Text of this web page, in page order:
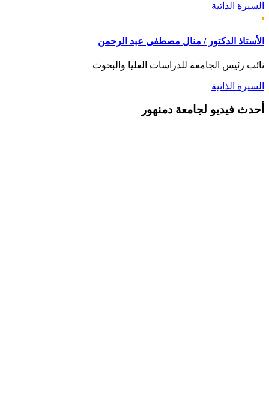
السيرة الذاتية
الأستاذ الدكتور / منال مصطفى عبد الرحمن
نائب رئيس الجامعة للدراسات العليا والبحوث
السيرة الذاتية
أحدث فيديو لجامعة دمنهور